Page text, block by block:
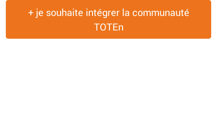
+ je souhaite intégrer la communauté
TOTEn